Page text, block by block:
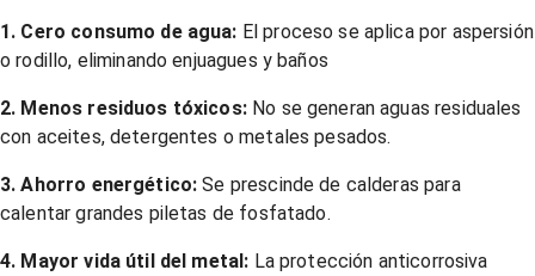
1. Cero consumo de agua: El proceso se aplica por aspersión
o rodillo, eliminando enjuagues y baños
2. Menos residuos tóxicos: No se generan aguas residuales
con aceites, detergentes o metales pesados.
3. Ahorro energético:Se prescinde de calderas para
calentar grandes piletas de fosfatado.
4. Mayor vida útil del metal: La protección anticorrosiva